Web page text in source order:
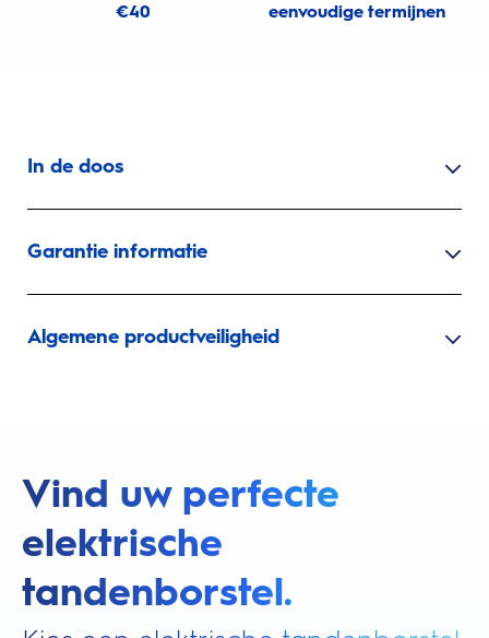
€40
eenvoudige termijnen
In de doos
Garantie informatie
Algemene productveiligheid
Vind uw perfecte
elektrische
tandenborstel.